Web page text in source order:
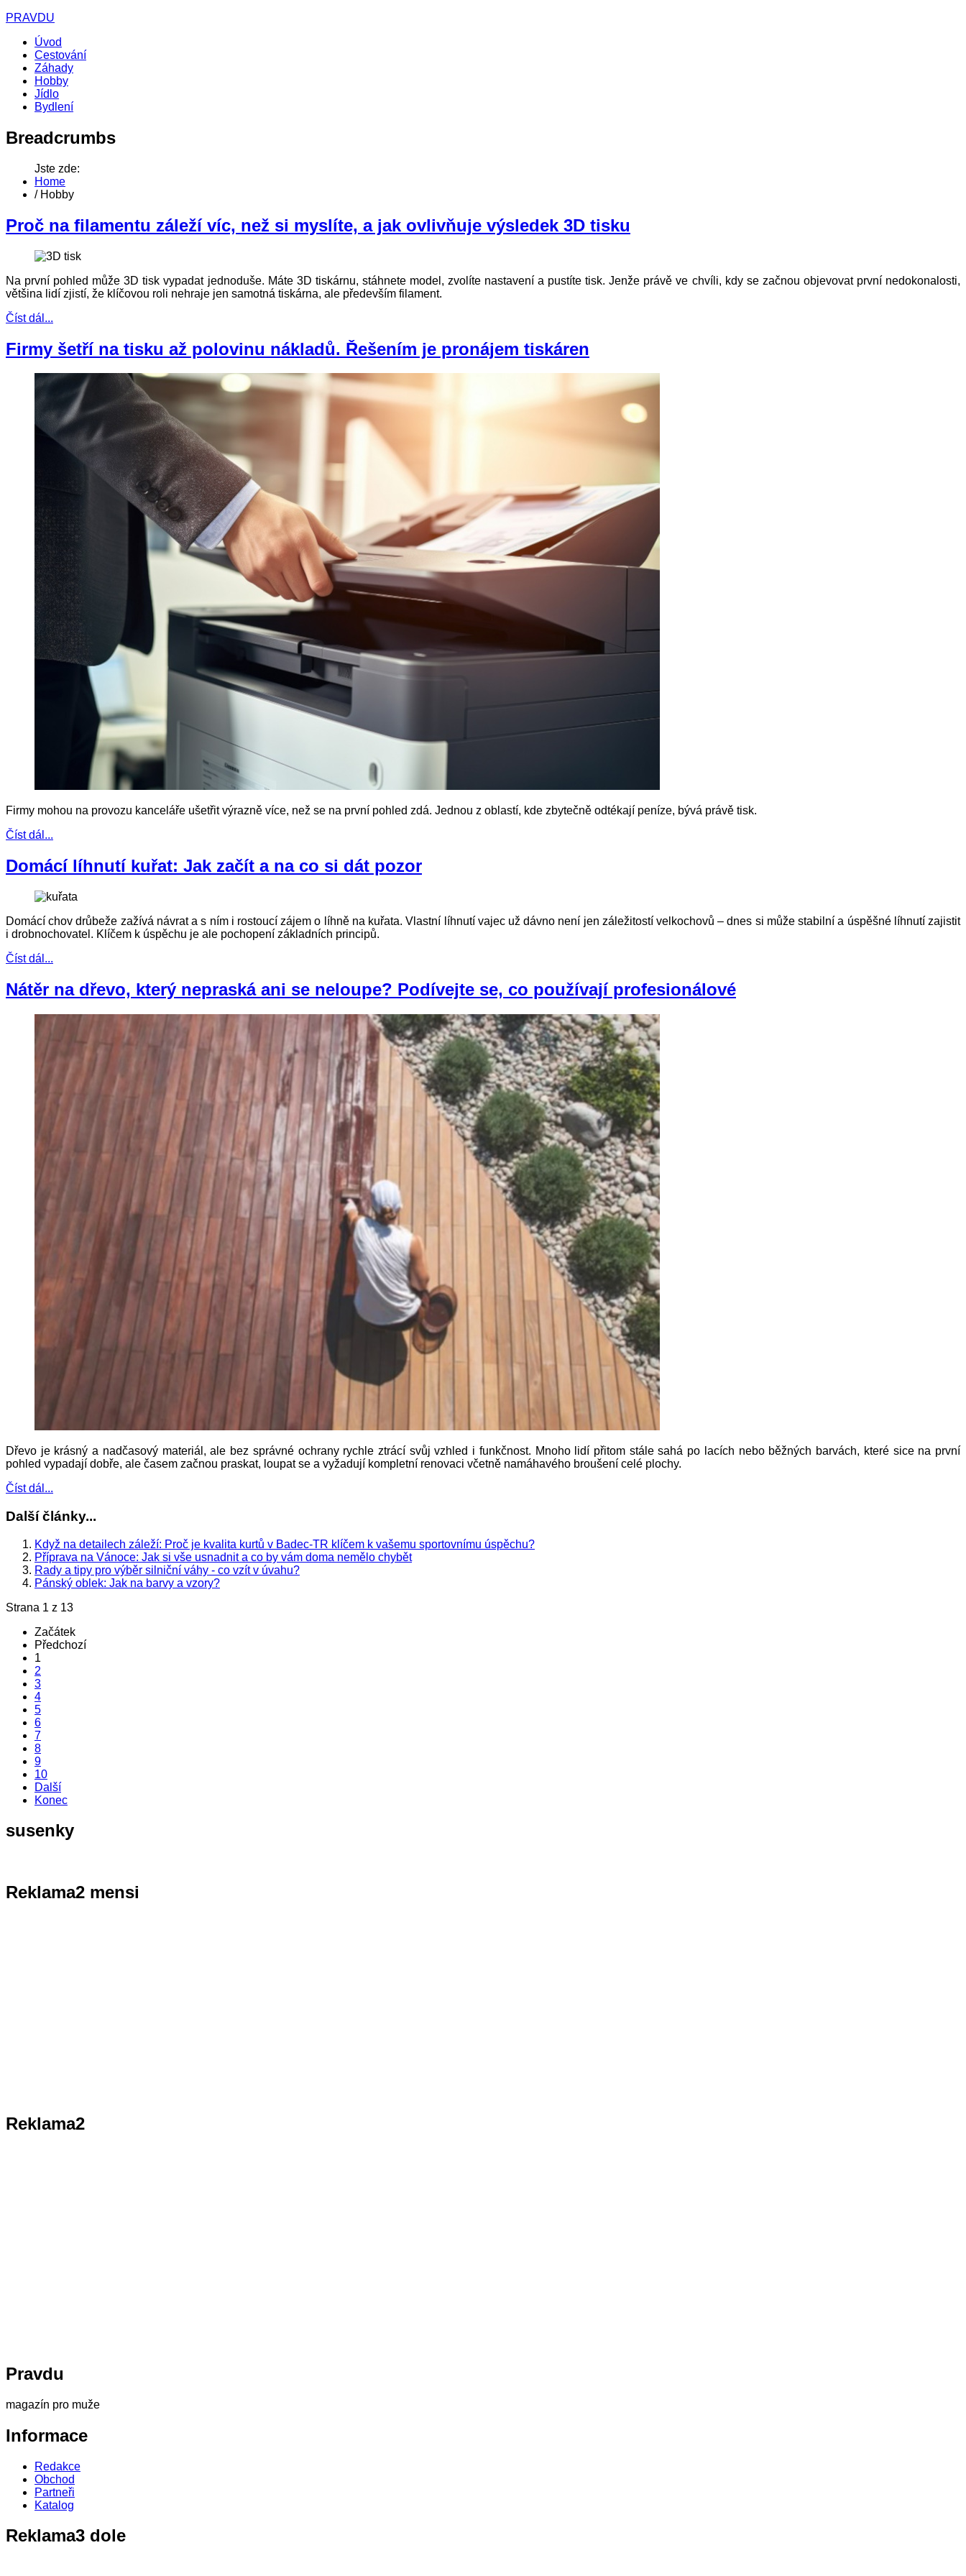
PRAVDU
Úvod
Cestování
Záhady
Hobby
Jídlo
Bydlení
Breadcrumbs
Jste zde:
Home
/ Hobby
Proč na filamentu záleží víc, než si myslíte, a jak ovlivňuje výsledek 3D tisku
Na první pohled může 3D tisk vypadat jednoduše. Máte 3D tiskárnu, stáhnete model, zvolíte nastavení a pustíte tisk. Jenže právě ve chvíli, kdy se začnou objevovat první nedokonalosti,
většina lidí zjistí, že klíčovou roli nehraje jen samotná tiskárna, ale především filament.
Číst dál...
Firmy šetří na tisku až polovinu nákladů. Řešením je pronájem tiskáren
Firmy mohou na provozu kanceláře ušetřit výrazně více, než se na první pohled zdá. Jednou z oblastí, kde zbytečně odtékají peníze, bývá právě tisk.
Číst dál...
Domácí líhnutí kuřat: Jak začít a na co si dát pozor
Domácí chov drůbeže zažívá návrat a s ním i rostoucí zájem o líhně na kuřata. Vlastní líhnutí vajec už dávno není jen záležitostí velkochovů – dnes si může stabilní a úspěšné líhnutí zajistit
i drobnochovatel. Klíčem k úspěchu je ale pochopení základních principů.
Číst dál...
Nátěr na dřevo, který nepraská ani se neloupe? Podívejte se, co používají profesionálové
Dřevo je krásný a nadčasový materiál, ale bez správné ochrany rychle ztrácí svůj vzhled i funkčnost. Mnoho lidí přitom stále sahá po lacích nebo běžných barvách, které sice na první
pohled vypadají dobře, ale časem začnou praskat, loupat se a vyžadují kompletní renovaci včetně namáhavého broušení celé plochy.
Číst dál...
Další články...
Když na detailech záleží: Proč je kvalita kurtů v Badec-TR klíčem k vašemu sportovnímu úspěchu?
Příprava na Vánoce: Jak si vše usnadnit a co by vám doma nemělo chybět
Rady a tipy pro výběr silniční váhy - co vzít v úvahu?
Pánský oblek: Jak na barvy a vzory?
Strana 1 z 13
Začátek
Předchozí
1
2
3
4
5
6
7
8
9
10
Další
Konec
susenky
Reklama2 mensi
Reklama2
Pravdu
magazín pro muže
Informace
Redakce
Obchod
Partneři
Katalog
Reklama3 dole